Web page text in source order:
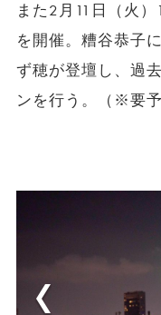
また2月11日（火
を開催。糟谷恭子
ず穂が登壇し、過
ンを行う。（※要